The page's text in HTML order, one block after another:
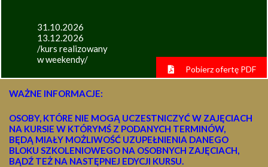
31.10.2026
13.12.2026
/kurs realizowany
w weekendy/
Pobierz ofertę PDF
WAŻNE INFORMACJE:
OSOBY, KTÓRE NIE MOGĄ UCZESTNICZYĆ W ZAJĘCIACH
NA KURSIE W KTÓRYMŚ Z PODANYCH TERMINÓW,
BĘDĄ MIAŁY MOŻLIWOŚĆ UZUPEŁNIENIA DANEGO
BLOKU SZKOLENIOWEGO NA OSOBNYCH ZAJĘCIACH,
BĄDŹ TEŻ NA NASTĘPNEJ EDYCJI KURSU.